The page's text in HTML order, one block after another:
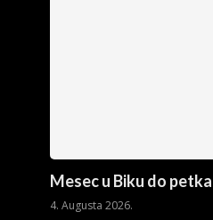
Mesec u Biku do
4. Augusta 2026.